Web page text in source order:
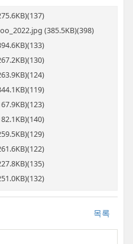
(385.5KB)(398)
목록